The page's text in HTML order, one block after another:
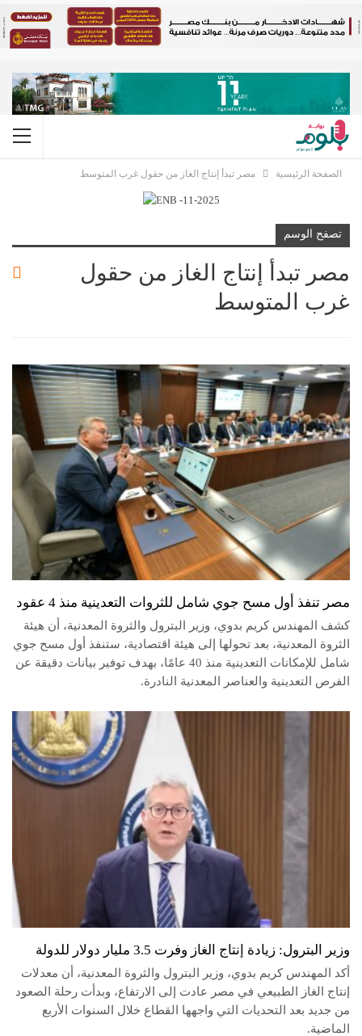
الصفحة الرئيسية مصر تبدأ إنتاج الغاز من حقول غرب المتوسط
تصفح الوسم
مصر تبدأ إنتاج الغاز من حقول
غرب المتوسط
مصر تنفذ أول مسح جوي شامل للثروات التعدينية منذ 4 عقود
كشف المهندس كريم بدوي، وزير البترول والثروة المعدنية، أن هيئة
الثروة المعدنية، بعد تحولها إلى هيئة اقتصادية، ستنفذ أول مسح جوي
شامل للإمكانات التعدينية منذ 40 عامًا، بهدف توفير بيانات دقيقة عن
الفرص التعدينية والعناصر المعدنية النادرة.
وزير البترول: زيادة إنتاج الغاز وفرت 3.5 مليار دولار للدولة
أكد المهندس كريم بدوي، وزير البترول والثروة المعدنية، أن معدلات
إنتاج الغاز الطبيعي في مصر عادت إلى الارتفاع، وبدأت رحلة الصعود
من جديد بعد التحديات التي واجهها القطاع خلال السنوات الأربع
الماضية.